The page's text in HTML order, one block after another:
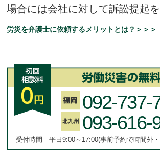
場合には会社に対して訴訟提起を
労災を弁護士に依頼するメリットとは？＞＞＞
092-737-
093-616-
受付時間 平日9:00～17:00(事前予約で時間外